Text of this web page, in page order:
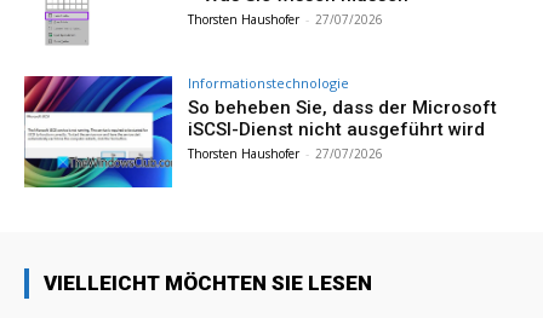
Thorsten Haushofer - 27/07/2026
Informationstechnologie
So beheben Sie, dass der Microsoft
iSCSI-Dienst nicht ausgeführt wird
Thorsten Haushofer - 27/07/2026
VIELLEICHT MÖCHTEN SIE LESEN